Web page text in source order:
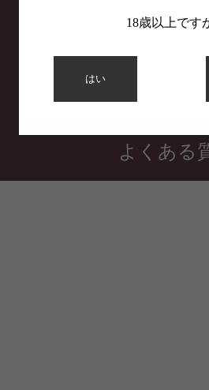
18歳以上です
はい
利用規
プライバシー
よくある